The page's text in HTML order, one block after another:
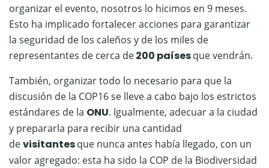
organizar el evento, nosotros lo hicimos en 9 meses.
Esto ha implicado fortalecer acciones para garantizar
la seguridad de los caleños y de los miles de
representantes de cerca de200 paísesque vendrán.
También, organizar todo lo necesario para que la
discusión de la COP16 se lleve a cabo bajo los estrictos
estándares de la ONU. Igualmente, adecuar a la ciudad
y prepararla para recibir una cantidad
devisitantesque nunca antes había llegado, con un
valor agregado: esta ha sido la COP de la Biodiversidad